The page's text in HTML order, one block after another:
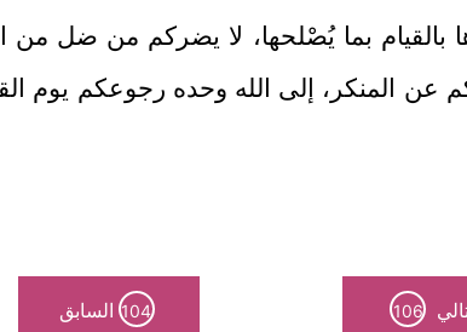
بالقيام بما يُصْلحها، لا يضركم من ضل
عن المنكر، إلى الله وحده رجوعكم يوم
106
104 السابق